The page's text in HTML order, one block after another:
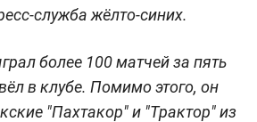
служба жёлто-синих.
более 100 матчей за пять
в клубе. Помимо этого, он
"Пахтакор" и "Трактор" из